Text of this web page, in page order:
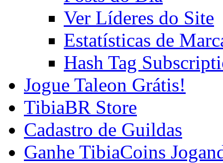
Ver Líderes do Site
Estatísticas de
Hash Tag
Jogue Taleon Grátis!
TibiaBR Store
Cadastro de Guildas
Ganhe TibiaCoins